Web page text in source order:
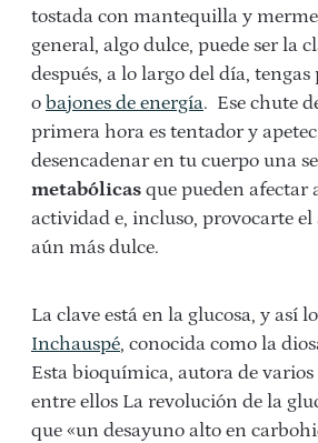
tostada con mantequilla y
general, algo dulce, puede ser la
después, a lo largo del día,
o bajones de energía. Ese chute
primera hora es tentador y
desencadenar en tu cuerpo una
metabólicas que pueden afectar
actividad e, incluso, provocarte
aún más dulce.
La clave está en la glucosa, y así
Inchauspé, conocida como la
Esta bioquímica, autora de varios
entre ellos La revolución de la
que «un desayuno alto en